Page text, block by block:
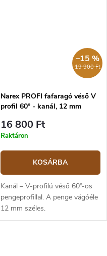
19 900 Ft
–15 %
Narex PROFI fafaragó véső V
profil 60° - kanál, 12 mm
16 800 Ft
Raktáron
KOSÁRBA
Kanál – V-profilú véső 60°-os
pengeprofillal. A penge vágóéle
12 mm széles.